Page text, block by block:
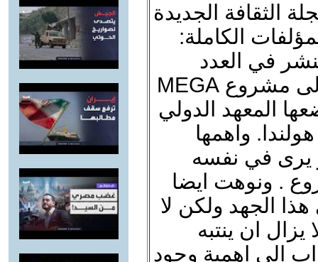
الثقافة الجديدة
الكاملة:
في العدد
القادم من المجلة؛ تطرقت فيها الى مشروع MEGA
المعهد الدولي
واهمها
يرى في نفسه
. ونوهت ايضا
الجهد ولكن لا
ان ينتبه
الى اهمية وجود